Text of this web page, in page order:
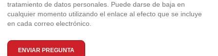
tratamiento de datos personales. Puede darse de baja en
cualquier momento utilizando el enlace al efecto que se incluye
en cada correo electrónico.
ENVIAR PREGUNTA